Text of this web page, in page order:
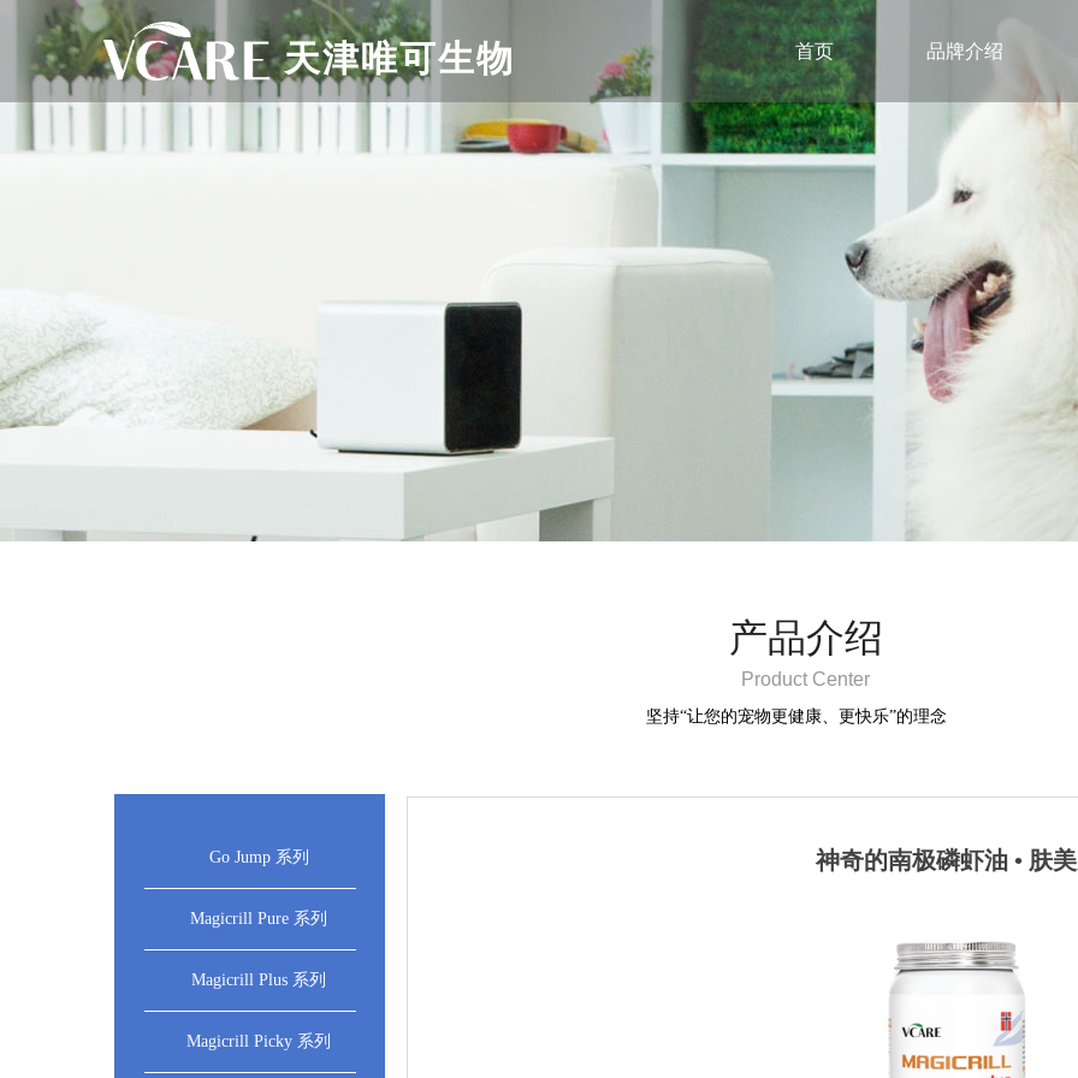
天津唯可生物 首页 品牌介绍
首页 品牌介绍
天津唯可生物
Go Jump 系列
Magicrill Pure 系列
Magicrill Plus 系列
Magicrill Picky 系列
神奇的南极磷虾油 • 肤
坚持“让您的宠物更健康、更快乐”的理念
Product Center
产品介绍